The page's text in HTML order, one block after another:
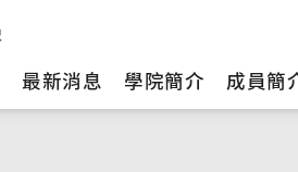
最新消息 學院簡介 成員簡